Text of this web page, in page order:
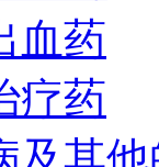
血药
疗药